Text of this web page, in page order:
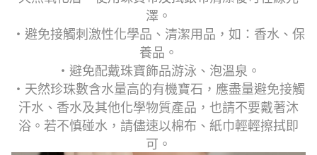
澤。
・避免接觸刺激性化學品、清潔用品，如：香水、保
養品。
・避免配戴珠寶飾品游泳、泡溫泉。
・天然珍珠數含水量高的有機寶石，應盡量避免接觸
汗水、香水及其他化學物質產品，也請不要戴著沐
浴。若不慎碰水，請儘速以棉布、紙巾輕輕擦拭即
可。